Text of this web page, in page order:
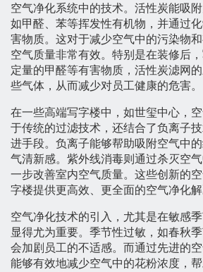
空气净化系统中的技术。活性炭能吸
如甲醛、苯等挥发性有机物，并通过
害物质。这对于减少空气中的污染物
空气质量非常有效。特别是在装修后
定量的甲醛等有害物质，活性炭滤网
些气体，从而减少对员工健康的危害。
在一些高端写字楼中，如世玺中心，
于传统的过滤技术，还结合了负离子
进手段。负离子能够帮助吸附空气中
气清新感。紫外线消毒则通过杀灭空
一步改善室内空气质量。这些创新的
字楼提供更高效、更全面的空气净化解
空气净化技术的引入，尤其是在敏感
显得尤为重要。季节性过敏，如春秋
会加剧员工的不适感。而通过先进的
能够有效地减少空气中的花粉浓度，